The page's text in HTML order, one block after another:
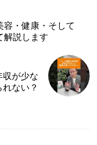
容・健康・そして
解説します
が少な
ない？